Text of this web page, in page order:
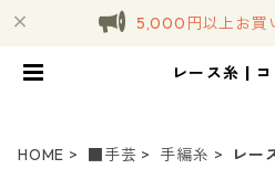
5,000円以上お買
レース糸 |
HOME ■手芸 手編糸 レー